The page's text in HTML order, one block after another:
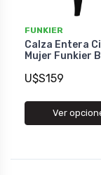
FUNKIER
Calza Entera
Mujer Funkier
U$S159
Ver